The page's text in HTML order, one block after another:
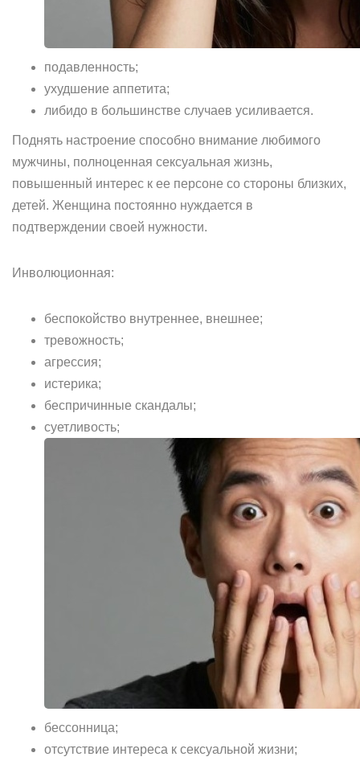
подавленность;
ухудшение аппетита;
либидо в большинстве случаев усиливается.
Поднять настроение способно внимание любимого
мужчины, полноценная сексуальная жизнь,
повышенный интерес к ее персоне со стороны близких,
детей. Женщина постоянно нуждается в
подтверждении своей нужности.
Инволюционная:
беспокойство внутреннее, внешнее;
тревожность;
агрессия;
истерика;
беспричинные скандалы;
суетливость;
бессонница;
отсутствие интереса к сексуальной жизни;